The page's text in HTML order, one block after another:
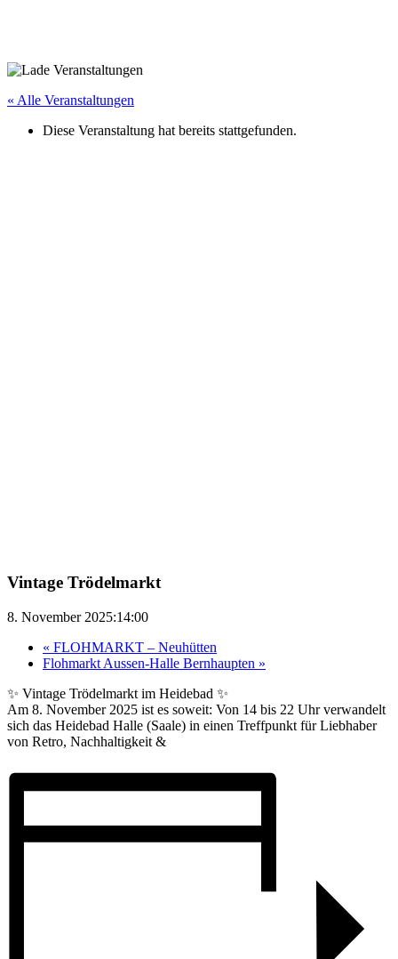
« Alle Veranstaltungen
Diese Veranstaltung hat bereits stattgefunden.
Vintage Trödelmarkt
8. November 2025:14:00
« FLOHMARKT – Neuhütten
Flohmarkt Aussen-Halle Bernhaupten »
✨ Vintage Trödelmarkt im Heidebad ✨
Am 8. November 2025 ist es soweit: Von 14 bis 22 Uhr verwandelt
sich das Heidebad Halle (Saale) in einen Treffpunkt für Liebhaber
von Retro, Nachhaltigkeit &